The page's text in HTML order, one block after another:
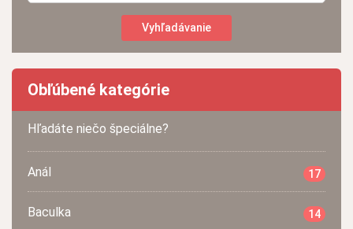
Obľúbené kategórie
Hľadáte niečo špeciálne?
Anál 17
Baculka 14